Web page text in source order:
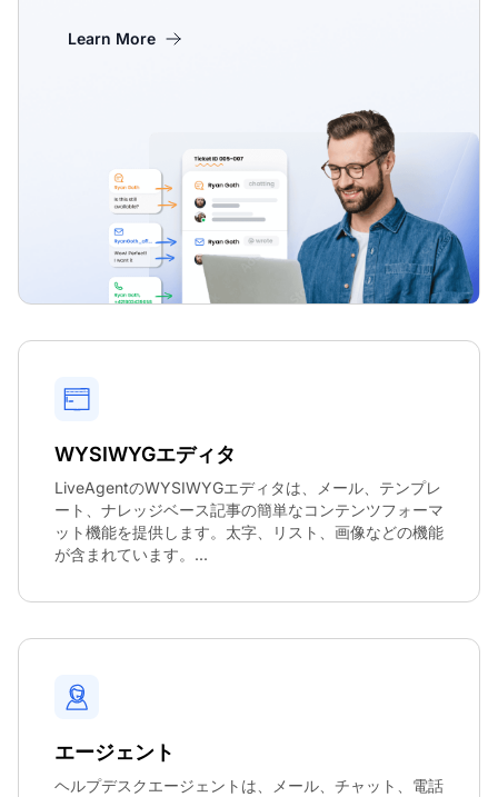
Learn More
WYSIWYGエディタ
LiveAgentのWYSIWYGエディタは、メール、テンプレ
ート、ナレッジベース記事の簡単なコンテンツフォーマ
ット機能を提供します。太字、リスト、画像などの機能
が含まれています。...
エージェント
ヘルプデスクエージェントは、メール、チャット、電話